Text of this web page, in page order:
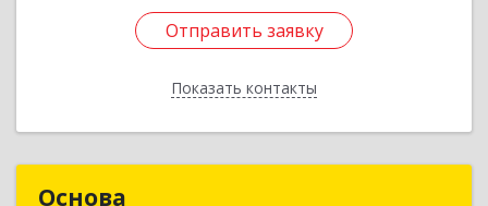
Отправить заявку
Показать контакты
Отправить заявку
Назад
Основа